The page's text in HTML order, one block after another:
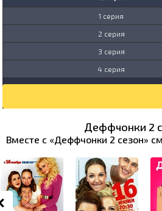
1 серия
2 серия
3 серия
4 серия
Деффчонки 2
Вместе с «Деффчонки 2 сезон»